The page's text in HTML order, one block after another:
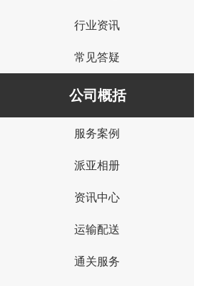
行业资讯
常见答疑
公司概括
{I('company_id')}
服务案例
派亚相册
资讯中心
运输配送
通关服务